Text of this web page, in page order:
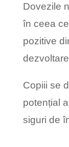
Dovezile
în ceea
pozitive
Copiii se
potențial
siguri de